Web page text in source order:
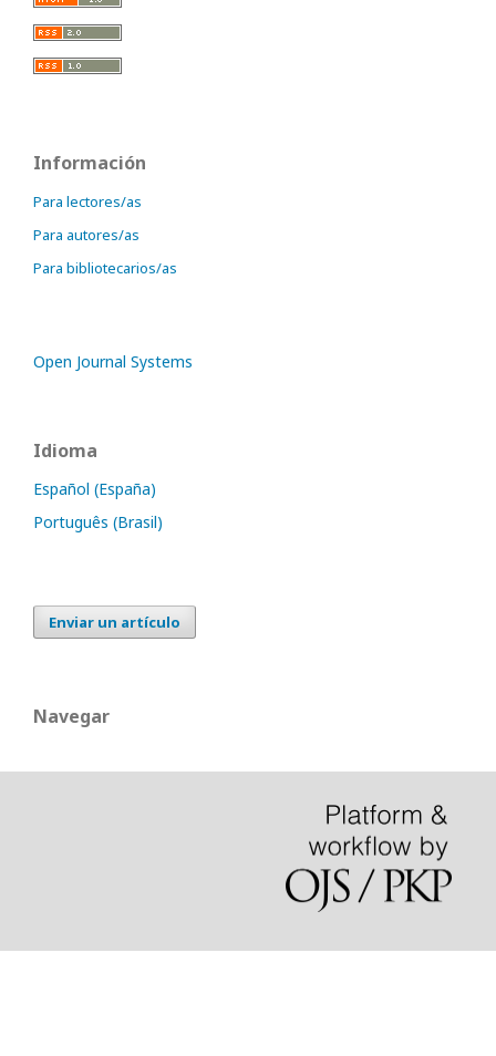
Información
Para lectores/as
Para autores/as
Para bibliotecarios/as
Open Journal Systems
Idioma
Español (España)
Português (Brasil)
Enviar un artículo
Navegar